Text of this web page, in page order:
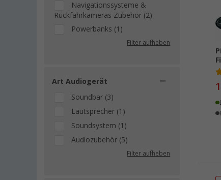
Navigationssysteme &
Rückfahrkameras Zubehör (2)
Powerbanks (1)
Rückfahrkameras &
Solarleuchten & Solarlaternen
Filter aufheben
Art Audiogerät
Soundbar (3)
Lautsprecher (1)
Soundsystem (1)
Audiozubehör (5)
Filter aufheben